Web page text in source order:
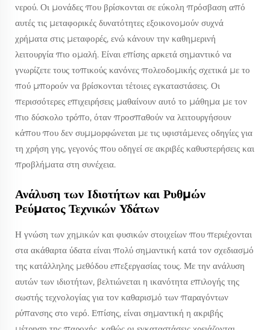
νερού. Οι μονάδες που βρίσκονται σε εύκολη πρόσβαση από
αυτές τις μεταφορικές δυνατότητες εξοικονομούν συχνά
χρήματα στις μεταφορές, ενώ κάνουν την καθημερινή
λειτουργία πιο ομαλή. Είναι επίσης αρκετά σημαντικό να
γνωρίζετε τους τοπικούς κανόνες πολεοδομικής σχετικά με το
πού μπορούν να βρίσκονται τέτοιες εγκαταστάσεις. Οι
περισσότερες επιχειρήσεις μαθαίνουν αυτό το μάθημα με τον
πιο δύσκολο τρόπο, όταν προσπαθούν να λειτουργήσουν
κάπου που δεν συμμορφώνεται με τις υφιστάμενες οδηγίες για
τη χρήση γης, γεγονός που οδηγεί σε ακριβές καθυστερήσεις και
προβλήματα στη συνέχεια.
Ανάλυση των Ιδιοτήτων και Ρυθμών
Ρεύματος Τεχνικών Υδάτων
Η γνώση των χημικών και φυσικών στοιχείων που περιέχονται
στα ακάθαρτα ύδατα είναι πολύ σημαντική κατά τον σχεδιασμό
της κατάλληλης μεθόδου επεξεργασίας τους. Με την ανάλυση
αυτών των ιδιοτήτων, βελτιώνεται η ικανότητα επιλογής της
σωστής τεχνολογίας για τον καθαρισμό των παραγόντων
ρύπανσης στο νερό. Επίσης, είναι σημαντική η ακριβής